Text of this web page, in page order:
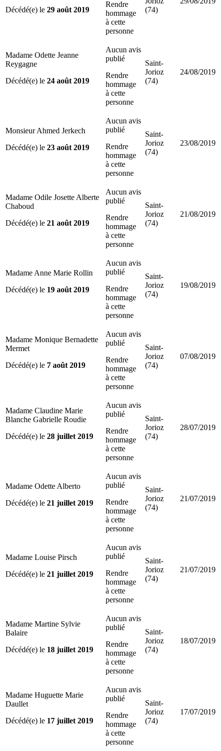
Décédé(e) le 29 août 2019
Rendre
hommage
à cette
personne
(74)
Madame Odette Jeanne
Reygagne
Décédé(e) le 24 août 2019
Aucun avis
publié
Rendre
hommage
à cette
personne
Saint-
Jorioz
(74)
24/08/2019
Monsieur Ahmed Jerkech
Décédé(e) le 23 août 2019
Aucun avis
publié
Rendre
hommage
à cette
personne
Saint-
Jorioz
(74)
23/08/2019
Madame Odile Josette Alberte
Chaboud
Décédé(e) le 21 août 2019
Aucun avis
publié
Rendre
hommage
à cette
personne
Saint-
Jorioz
(74)
21/08/2019
Madame Anne Marie Rollin
Décédé(e) le 19 août 2019
Aucun avis
publié
Rendre
hommage
à cette
personne
Saint-
Jorioz
(74)
19/08/2019
Madame Monique Bernadette
Mermet
Décédé(e) le 7 août 2019
Aucun avis
publié
Rendre
hommage
à cette
personne
Saint-
Jorioz
(74)
07/08/2019
Madame Claudine Marie
Blanche Gabrielle Roudie
Décédé(e) le 28 juillet 2019
Aucun avis
publié
Rendre
hommage
à cette
personne
Saint-
Jorioz
(74)
28/07/2019
Madame Odette Alberto
Décédé(e) le 21 juillet 2019
Aucun avis
publié
Rendre
hommage
à cette
personne
Saint-
Jorioz
(74)
21/07/2019
Madame Louise Pirsch
Décédé(e) le 21 juillet 2019
Aucun avis
publié
Rendre
hommage
à cette
personne
Saint-
Jorioz
(74)
21/07/2019
Madame Martine Sylvie
Balaire
Décédé(e) le 18 juillet 2019
Aucun avis
publié
Rendre
hommage
à cette
personne
Saint-
Jorioz
(74)
18/07/2019
Madame Huguette Marie
Daullet
Décédé(e) le 17 juillet 2019
Aucun avis
publié
Rendre
hommage
à cette
personne
Saint-
Jorioz
(74)
17/07/2019